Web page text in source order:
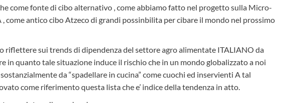
come fonte di cibo alternativo , come abbiamo fatto nel progetto sulla Micro-
, come antico cibo Atzeco di grandi possinbilita per cibare il mondo nel prossimo
riflettere sui trends di dipendenza del settore agro alimentate ITALIANO da
in quanto tale situazione induce il rischio che in un mondo globalizzato a noi
da “spadellare in cucina” come cuochi ed inservienti A tal
come riferimento questa lista che e’ indice della tendenza in atto.